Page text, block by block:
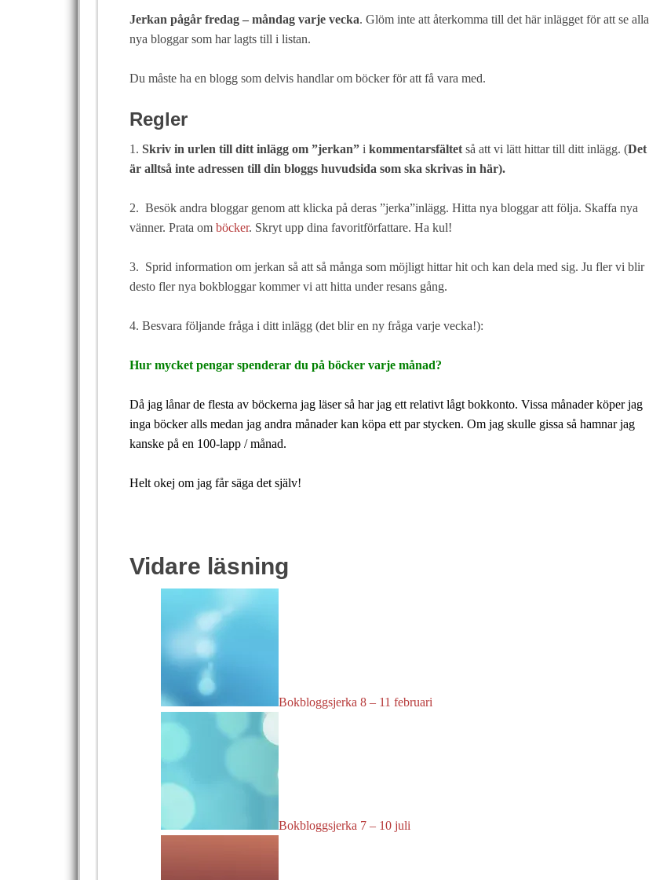
Jerkan pågår fredag – måndag varje vecka. Glöm inte att återkomma till det här inlägget för att se alla
nya bloggar som har lagts till i listan.
Du måste ha en blogg som delvis handlar om böcker för att få vara med.
Regler
1. Skriv in urlen till ditt inlägg om ”jerkan” i kommentarsfältet så att vi lätt hittar till ditt inlägg. (Det
är alltså inte adressen till din bloggs huvudsida som ska skrivas in här).
2. Besök andra bloggar genom att klicka på deras ”jerka”inlägg. Hitta nya bloggar att följa. Skaffa nya
vänner. Prata om böcker. Skryt upp dina favoritförfattare. Ha kul!
3. Sprid information om jerkan så att så många som möjligt hittar hit och kan dela med sig. Ju fler vi blir
desto fler nya bokbloggar kommer vi att hitta under resans gång.
4. Besvara följande fråga i ditt inlägg (det blir en ny fråga varje vecka!):
Hur mycket pengar spenderar du på böcker varje månad?
Då jag lånar de flesta av böckerna jag läser så har jag ett relativt lågt bokkonto. Vissa månader köper jag
inga böcker alls medan jag andra månader kan köpa ett par stycken. Om jag skulle gissa så hamnar jag
kanske på en 100-lapp / månad.
Helt okej om jag får säga det själv!
Vidare läsning
Bokbloggsjerka 8 – 11 februari
Bokbloggsjerka 7 – 10 juli